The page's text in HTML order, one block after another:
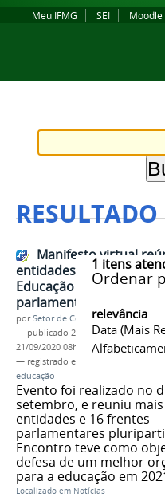
Meu IFMG SEI Moodle
1 itens
Ordenar
relevância
Data (mais
Manifesto virtual
entidades
Educação e da Ciência e
parlamentares
porSetor de Comunicação
— publicado 21/09/2020 —última
21/09/2020 08h34
— registrado em:
educação
Evento foi realizado no
setembro, e reuniu
entidades e 16 frentes
parlamentares
Encontro teve como
defesa de um melhor
para a educação em
Localizado em Notícias